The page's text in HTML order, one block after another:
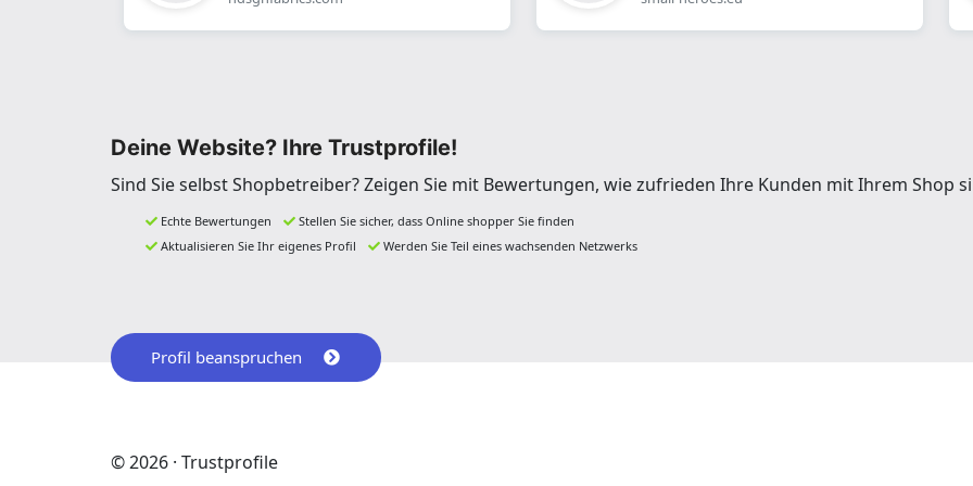
Deine Website? Ihre Trustprofile!
Sind Sie selbst Shopbetreiber? Zeigen Sie mit Bewertungen, wie zufrieden Ihre Kunden mit Ihrem Shop
Echte Bewertungen
Stellen Sie sicher, dass Online shopper Sie finden
Aktualisieren Sie Ihr eigenes Profil
Werden Sie Teil eines wachsenden Netzwerks
Profil beanspruchen
© 2026 · Trustprofile